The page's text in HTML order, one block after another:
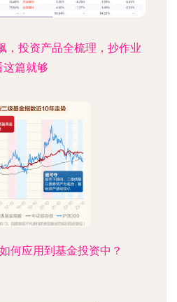
，投资产品全梳理，抄作业
这篇就够
何应用到基金投资中？